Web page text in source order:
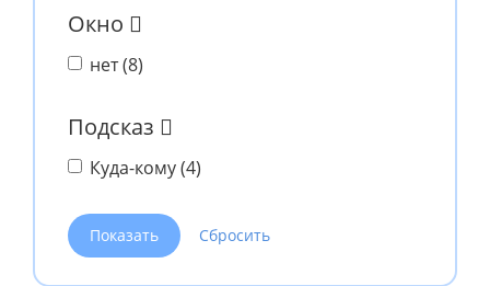
Окно
нет (8)
Подсказ
Куда-кому (4)